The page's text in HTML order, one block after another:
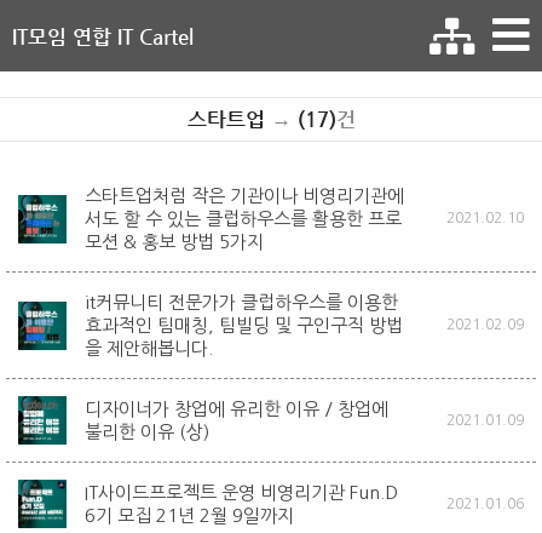
IT모임 연합 IT Cartel
스타트업 → (17)건
스타트업처럼 작은 기관이나 비영리기관에
서도 할 수 있는 클럽하우스를 활용한 프로
모션 & 홍보 방법 5가지
2021.02.10
it커뮤니티 전문가가 클럽하우스를 이용한
효과적인 팀매칭, 팀빌딩 및 구인구직 방법
을 제안해봅니다.
2021.02.09
디자이너가 창업에 유리한 이유 / 창업에
불리한 이유 (상)
2021.01.09
IT사이드프로젝트 운영 비영리기관 Fun.D
6기 모집 21년 2월 9일까지
2021.01.06